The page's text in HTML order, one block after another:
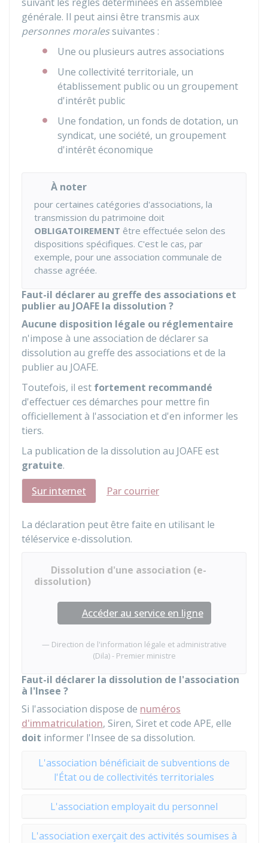
générale. Il peut ainsi être transmis aux
personnes moralessuivantes :
Une ou plusieurs autres associations
Une collectivité territoriale, un
établissement public ou un groupement
d'intérêt public
Une fondation, un fonds de dotation, un
syndicat, une société, un groupement
d'intérêt économique
À noter
pour certaines catégories d'associations, la
transmission du patrimoine doit
OBLIGATOIREMENT être effectuée selon des
dispositions spécifiques. C'est le cas, par
exemple, pour une association communale de
chasse agréée.
Faut-il déclarer au greffe des associations et
publier au JOAFE la dissolution ?
Aucune disposition légale ou réglementaire
n'impose à une association de déclarer sa
dissolution au greffe des associations et de la
publier au JOAFE.
Toutefois, il est fortement recommandé
d'effectuer ces démarches pour mettre fin
officiellement à l'association et d'en informer les
tiers.
La publication de la dissolution au JOAFE est
gratuite.
Sur internet
Par courrier
La déclaration peut être faite en utilisant le
téléservice e-dissolution.
Dissolution d'une association (e-
dissolution)
Accéder au service en ligne
Direction de l'information légale et administrative
(Dila) - Premier ministre
Faut-il déclarer la dissolution de l'association
à l'Insee ?
Si l'association dispose de numéros
d'immatriculation, Siren, Siret et code APE, elle
doit informer l'Insee de sa dissolution.
L'association bénéficiait de subventions de
l'État ou de collectivités territoriales
L'association employait du personnel
L'association exerçait des activités soumises à